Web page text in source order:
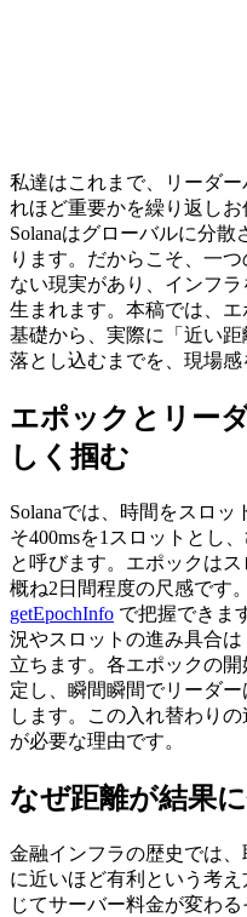
私達はこれまで、リーダ
れほど重要かを繰り返しお
Solanaはグローバルに分
ります。だからこそ、一
ない現実があり、インフ
生まれます。本稿では、
基礎から、実際に「近い
落とし込むまでを、現場感
エポックとリー
しく掴む
Solanaでは、時間をスロ
そ400msを1スロットとし
と呼びます。エポックはス
概ね2日間程度の尺感です
getEpochInfo で把握できま
況やスロットの進み具合は
立ちます。各エポックの
定し、瞬間瞬間でリーダ
します。この入れ替わり
が必要な理由です。
なぜ距離が結果
金融インフラの歴史では
に近いほど有利という考
じてサーバー料金が変わ